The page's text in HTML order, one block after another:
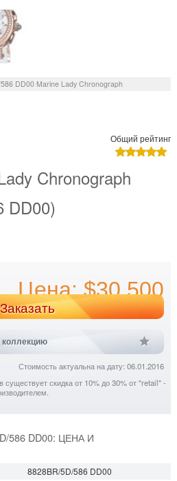
DD00 Marine Lady Chronograph
Общий рейтинг
Chronograph
DD00)
Цена: $30 500
Заказать
коллекцию
Стоимость актуальна на дату: 06.01.2016
скидка от 10% до 30% от "retail" -
586 DD00: ЦЕНА И
8828BR/5D/586 DD00